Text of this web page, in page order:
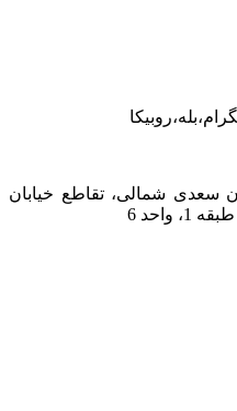
سعدی شمالی، تقاطع خیابان